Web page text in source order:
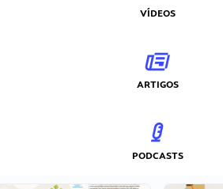
VÍDEOS
ARTIGOS
PODCASTS